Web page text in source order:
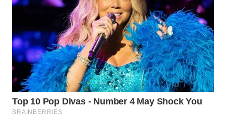
Wahana
WAHANA
NEWS
WAHANA
TANI